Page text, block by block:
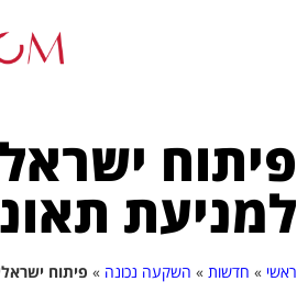
פיתוח
למניעת
ראשי » חדשות » השקעה נכונה » פיתוח